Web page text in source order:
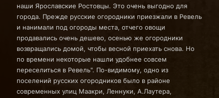
наши Ярославские Ростовцы. Это очень выгодно для
города. Прежде русские огородники приезжали в Ревель
и нанимали под огороды места, отчего овощи
продавались очень дешево, осенью же огородники
возвращались домой, чтобы весной приехать снова. Но
по времени некоторые нашли удобнее совсем
переселиться в Ревель". По-видимому, одно из
поселений русских огородников было в районе
современных улиц Маакри, Леннуки, А.Лаутера,